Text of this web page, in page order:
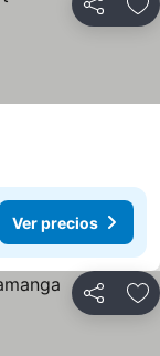
Compartir
Ver precios
Compartir